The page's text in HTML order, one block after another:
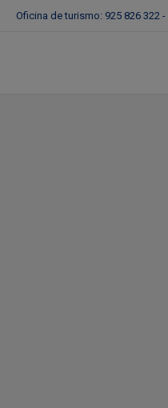
Oficina de turismo: 925 826 322 -